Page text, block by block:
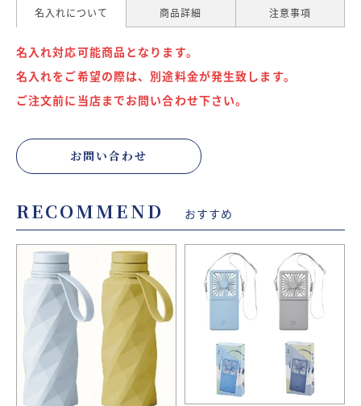
名入れについて 商品詳細 注意事項
名入れ対応可能商品となります。
名入れをご希望の際は、別途料金が発生致します。
ご注文前に当店までお問い合わせ下さい。
お問い合わせ
RECOMMEND おすすめ